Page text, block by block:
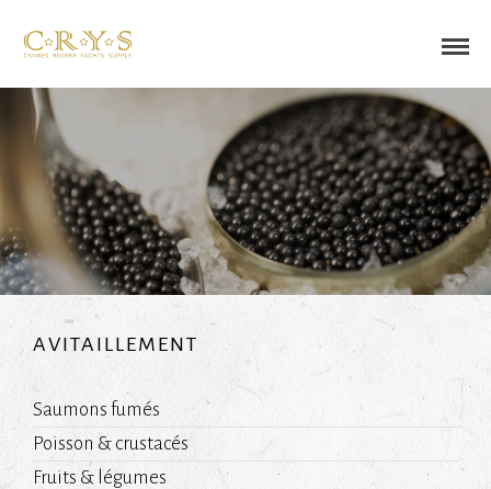
AVITAILLEMENT
Saumons fumés
Poisson & crustacés
Fruits & légumes